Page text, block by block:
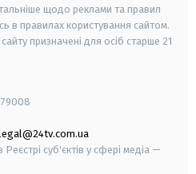
щодо реклами та правил
в правилах користування сайтом.
призначені для осіб старше 21
79008
legal@24tv.com.ua
суб'єктів у сфері медіа —